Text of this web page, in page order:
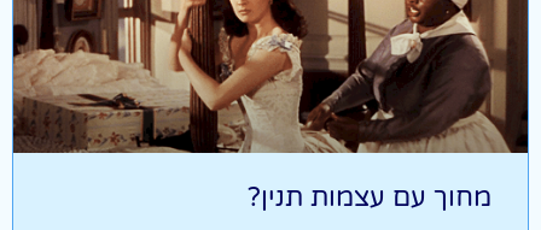
מחוך עם עצמות תנין?